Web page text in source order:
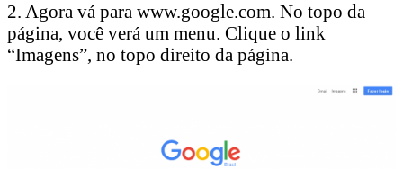
2. Agora vá para www.google.com. No topo da
página, você verá um menu. Clique o link
“Imagens”, no topo direito da página.